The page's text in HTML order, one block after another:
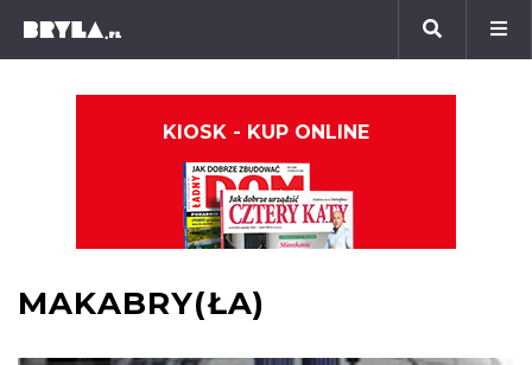
KIOSK - KUP ONLINE
MAKABRY(ŁA)